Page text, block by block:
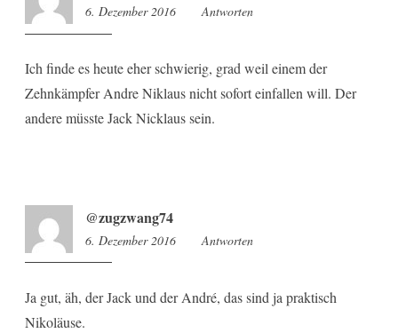
6. Dezember 2016 9:36
Antworten
Ich finde es heute eher schwierig, grad weil einem der
Zehnkämpfer Andre Niklaus nicht sofort einfallen will. Der
andere müsste Jack Nicklaus sein.
@zugzwang74
6. Dezember 2016 9:46
Antworten
Ja gut, äh, der Jack und der André, das sind ja praktisch
Nikoläuse.